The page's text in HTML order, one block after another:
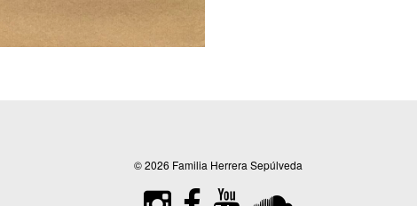
© 2026 Familia Herrera Sepúlveda